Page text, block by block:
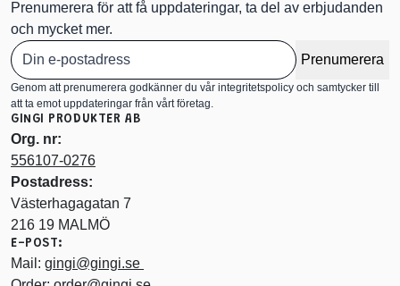
Prenumerera för att få uppdateringar, ta del av erbjudanden
och mycket mer.
Prenumerera
Genom att prenumerera godkänner du vår integritetspolicy och samtycker till
att ta emot uppdateringar från vårt företag.
GINGI PRODUKTER AB
Org. nr:
556107-0276
Postadress:
Västerhagagatan 7
216 19 MALMÖ
E-POST:
Mail: gingi@gingi.se